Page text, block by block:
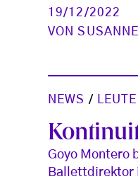
19/12/2022
VON
NEWS / LEUTE
Goyo Montero
Ballettdirektor